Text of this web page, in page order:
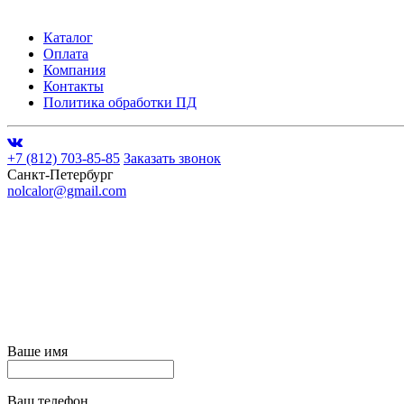
Каталог
Оплата
Компания
Контакты
Политика обработки ПД
+7 (812) 703-85-85 Заказать звонок
Санкт-Петербург
nolcalor@gmail.com
Ваше имя